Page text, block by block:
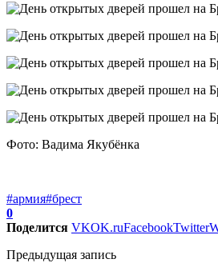
Фото: Вадима Якубёнка
#армия#брест
0
Поделится VKOK.ruFacebookTwitter
Предыдущая запись